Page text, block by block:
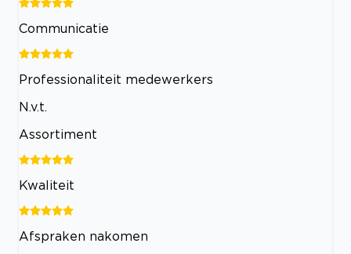
Communicatie
Professionaliteit medewerkers
N.v.t.
Assortiment
Kwaliteit
Afspraken nakomen